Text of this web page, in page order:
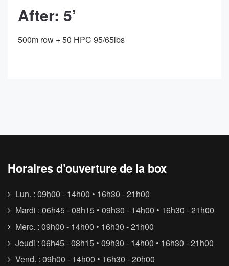
After: 5’
500m row + 50 HPC 95/65lbs
Horaires d’ouverture de la box
Lun. : 09h00 - 14h00 • 16h30 - 21h00
Mardi : 06h45 - 08h15 • 09h30 - 14h00 • 16h30 - 21h00
Merc. : 09h00 - 14h00 • 16h30 - 21h00
Jeudi : 06h45 - 08h15 • 09h30 - 14h00 • 16h30 - 21h00
Vend. : 09h00 - 14h00 • 16h30 - 20h00